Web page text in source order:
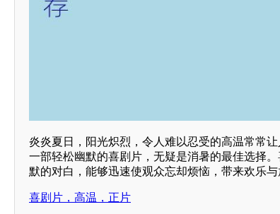
炎炎夏日，阳光炽烈，令人难以忍受的高温常常
一部轻松幽默的喜剧片，无疑是消暑的最佳选择
默的对白，能够迅速使观众忘却烦恼，带来欢乐与
喜剧片，高温，正片